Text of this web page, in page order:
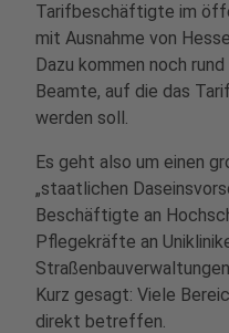
Tarifbeschäftigte im
mit Ausnahme von
Dazu kommen noch
Beamte, auf die das
werden soll.
Es geht also um einen
„staatlichen
Beschäftigte an
Pflegekräfte an
Kurz gesagt: Viele
direkt betreffen.